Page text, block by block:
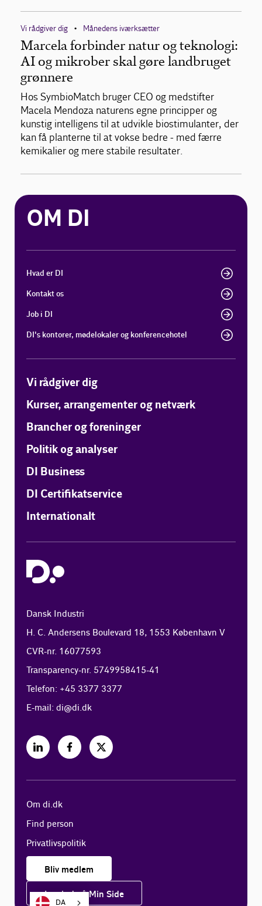
Vi rådgiver dig • Månedens iværksætter
Marcela forbinder natur og teknologi:
AI og mikrober skal gøre landbruget
grønnere
Hos SymbioMatch bruger CEO og medstifter
Macela Mendoza naturens egne principper og
kunstig intelligens til at udvikle biostimulanter, der
kan få planterne til at vokse bedre - med færre
kemikalier og mere stabile resultater.
OM DI
Hvad er DI
Kontakt os
Job i DI
DI's kontorer, mødelokaler og konferencehotel
Vi rådgiver dig
Kurser, arrangementer og netværk
Brancher og foreninger
Politik og analyser
DI Business
DI Certifikatservice
Internationalt
Dansk Industri
H. C. Andersens Boulevard 18, 1553 København V
CVR-nr. 16077593
Transparency-nr. 5749958415-41
Telefon: +45 3377 3377
E-mail:di@di.dk
Om di.dk
Find person
Privatlivspolitik
Bliv medlem
Log ind på Min Side
DA